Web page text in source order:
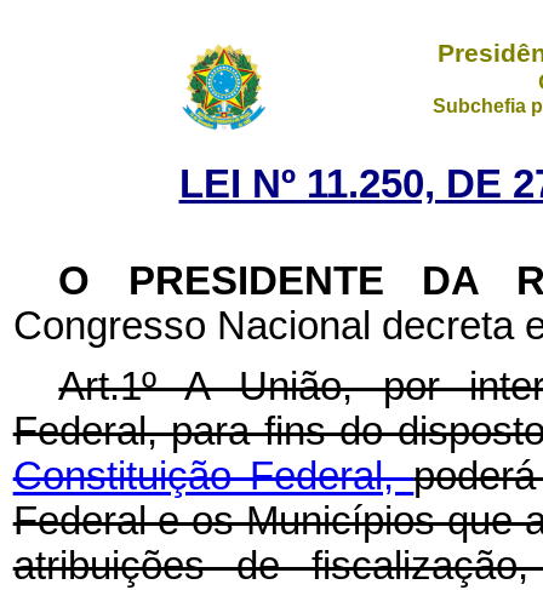
Subchefia
LEI Nº 11.250, DE
O PRESIDENTE DA
Congresso Nacional decreta
Art.1º A União, por
Federal, para fins do
Constituição Federal,
Federal e os Municípios que
atribuições de